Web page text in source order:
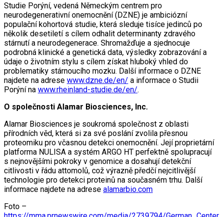
Studie Porýní, vedená Německým centrem pro
neurodegenerativní onemocnění (DZNE) je ambiciózní
populační kohortová studie, která sleduje tisíce jedinců po
několik desetiletí s cílem odhalit determinanty zdravého
stárnutí a neurodegenerace. Shromažďuje a sjednocuje
podrobná klinické a genetická data, výsledky zobrazování a
údaje o životním stylu s cílem získat hluboký vhled do
problematiky stárnoucího mozku. Další informace o DZNE
najdete na adrese www.dzne.de/en/ a informace o Studii
Porýní na www.rheinland-studie.de/en/.
O společnosti Alamar Biosciences, Inc.
Alamar Biosciences je soukromá společnost z oblasti
přírodních věd, která si za své poslání zvolila přesnou
proteomiku pro včasnou detekci onemocnění. Její proprietární
platforma NULISA a systém ARGO HT perfektně spolupracují
s nejnovějšími pokroky v genomice a dosahují detekční
citlivosti v řádu attomolů, což výrazně předčí nejcitlivější
technologie pro detekci proteinů na současném trhu. Další
informace najdete na adrese alamarbio.com
Foto –